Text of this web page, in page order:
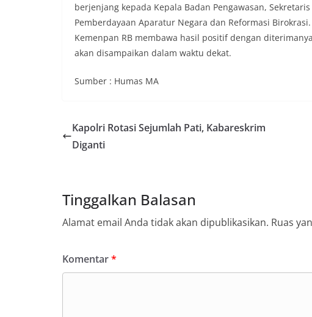
berjenjang kepada Kepala Badan Pengawasan,
Pemberdayaan Aparatur Negara dan Reformasi
Kemenpan RB membawa hasil positif dengan
akan disampaikan dalam waktu dekat.
Sumber : Humas MA
Kapolri Rotasi Sejumlah Pati, Kabareskrim
Diganti
Tinggalkan Balasan
Alamat email Anda tidak akan dipublikasikan. Ruas
Komentar*